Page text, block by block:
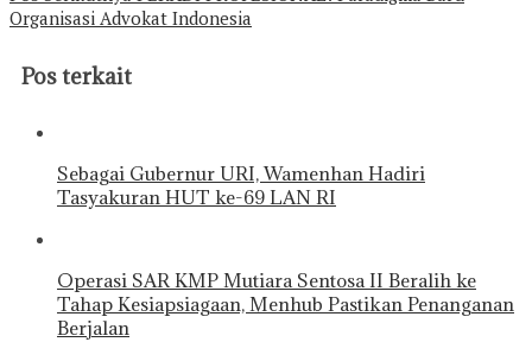
Organisasi Advokat Indonesia
Pos terkait
Sebagai Gubernur URI, Wamenhan Hadiri
Tasyakuran HUT ke-69 LAN RI
Operasi SAR KMP Mutiara Sentosa II Beralih ke
Tahap Kesiapsiagaan, Menhub Pastikan Penanganan
Berjalan